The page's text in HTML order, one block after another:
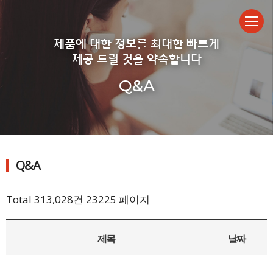
제품에 대한 정보를 최대한 빠르게
제공 드릴 것을 약속합니다
Q&A
Q&A
Total 313,028건 23225 페이지
제목 날짜